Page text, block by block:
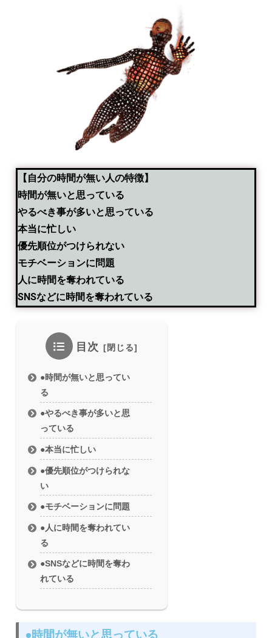
【自分の時間が無い人の特徴】
時間が無いと思っている
やるべき事が多いと思っている
本当に忙しい
優先順位がつけられない
モチベーションに問題
人に時間を奪われている
SNSなどに時間を奪われている
目次
●時間が無いと思ってい
る
●やるべき事が多いと思
っている
●本当に忙しい
●優先順位がつけられな
い
●モチベーションに問題
●人に時間を奪われてい
る
●SNSなどに時間を奪わ
れている
●時間が無いと思っている